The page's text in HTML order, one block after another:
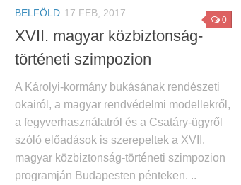
0
BELFÖLD 17 FEB, 2017
XVII. magyar közbiztonság-
történeti szimpozion
A Károlyi-kormány bukásának rendészeti
okairól, a magyar rendvédelmi modellekről,
a fegyverhasználatról és a Csatáry-ügyről
szóló előadások is szerepeltek a XVII.
magyar közbiztonság-történeti szimpozion
programján Budapesten pénteken. ..